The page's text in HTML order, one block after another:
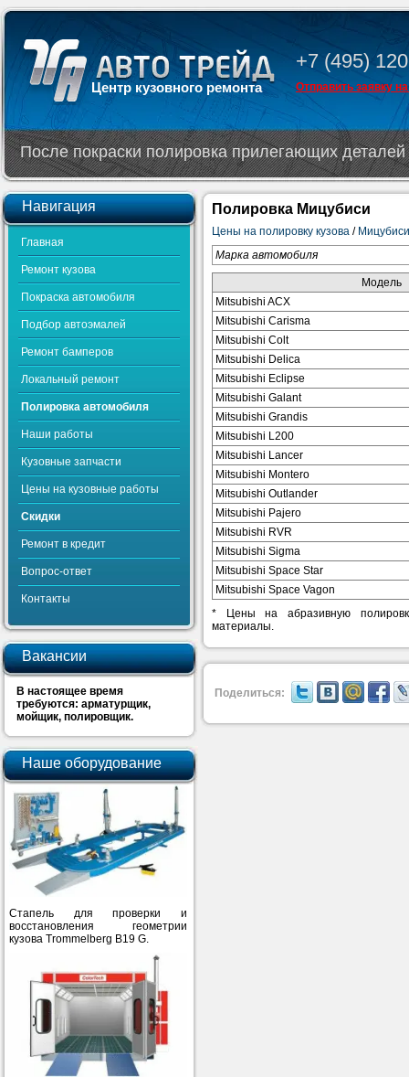
Центр кузовного ремонта
+7 (495)
Отправить заявку
После покраски полировка прилегающих деталей
Навигация
Главная
Ремонт кузова
Покраска автомобиля
Подбор автоэмалей
Ремонт бамперов
Локальный ремонт
Полировка автомобиля
Наши работы
Кузовные запчасти
Цены на кузовные работы
Скидки
Ремонт в кредит
Вопрос-ответ
Контакты
Вакансии
В настоящее время
требуются: арматурщик,
мойщик, полировщик.
Наше оборудование
Стапель для проверки и
восстановления геометрии
кузова Trommelberg B19 G.
Полировка Мицубиси
Цены на полировку кузова / Мицубиси
Марка автомобиля
Модель
Mitsubishi ACX
Mitsubishi Carisma
Mitsubishi Colt
Mitsubishi Delica
Mitsubishi Eclipse
Mitsubishi Galant
Mitsubishi Grandis
Mitsubishi L200
Mitsubishi Lancer
Mitsubishi Montero
Mitsubishi Outlander
Mitsubishi Pajero
Mitsubishi RVR
Mitsubishi Sigma
Mitsubishi Space Star
Mitsubishi Space Vagon
* Цены на абразивную
материалы.
Поделиться: